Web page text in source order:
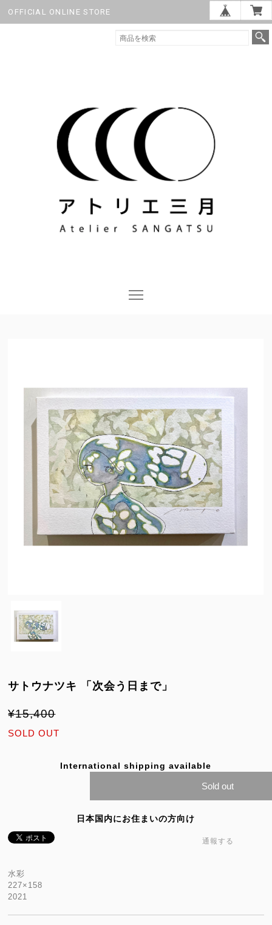
OFFICIAL ONLINE STORE
サトウナツキ 「次会う日まで」
¥15,400
SOLD OUT
International shipping available
Sold out
日本国内にお住まいの方向け
通報する
水彩
227×158
2021